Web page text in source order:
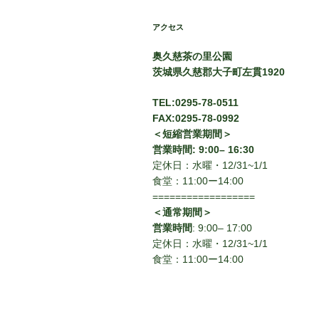
アクセス
奥久慈茶の里公園
茨城県久慈郡大子町左貫1920
TEL:0295-78-0511
FAX:0295-78-0992
＜短縮営業期間＞
営業時間: 9:00– 16:30
定休日：水曜・12/31~1/1
食堂：11:00ー14:00
==================
＜通常期間＞
営業時間: 9:00– 17:00
定休日：水曜・12/31~1/1
食堂：11:00ー14:00